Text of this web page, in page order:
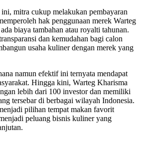
mitra cukup melakukan pembayaran
hak penggunaan merek Warteg
biaya tambahan atau royalti tahunan.
dan kemudahan bagi calon
usaha kuliner dengan merek yang
namun efektif ini ternyata mendapat
Hingga kini, Warteg Kharisma
lebih dari 100 investor dan memiliki
tersebar di berbagai wilayah Indonesia.
pilihan tempat makan favorit
peluang bisnis kuliner yang